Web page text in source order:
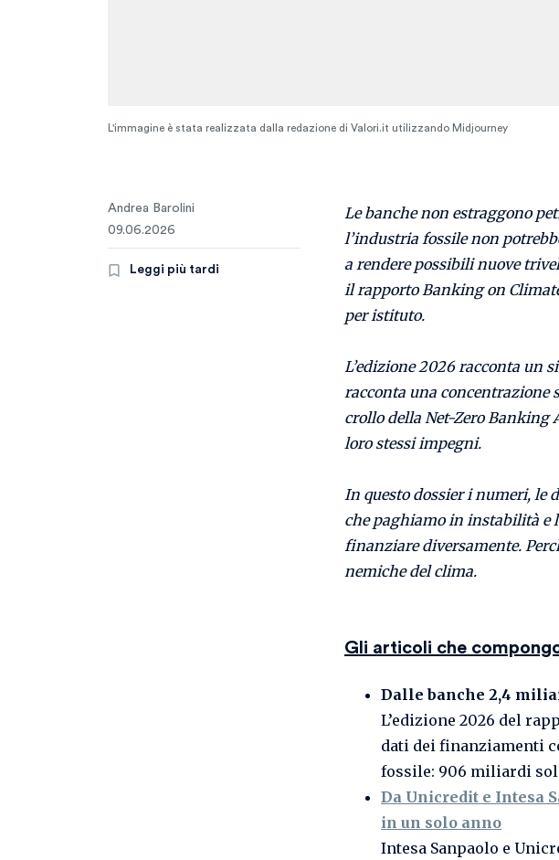
L'immagine è stata realizzata dalla redazione di Valori.it utilizzando Midjourney
Andrea Barolini
09.06.2026
Leggi più tardi
Le banche non estraggono
l’industria fossile non
a rendere possibili nuove
il rapporto Banking on
per istituto.
L’edizione 2026 racconta un
racconta una concentrazione
crollo della Net-Zero
loro stessi impegni.
In questo dossier i numeri, le
che paghiamo in instabilità e
finanziare diversamente.
nemiche del clima.
Gli articoli che
Dalle banche 2,4
L’edizione 2026 del
dati dei finanziamenti
fossile: 906 miliardi
Da Unicredit e Intesa
in un solo anno
Intesa Sanpaolo e